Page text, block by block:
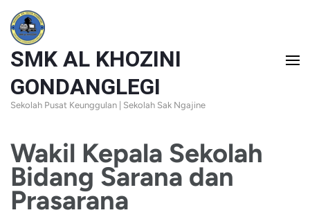
Skip
to
content
(Press
Enter)
SMK AL KHOZINI
GONDANGLEGI
Sekolah Pusat Keunggulan | Sekolah Sak Ngajine
Wakil Kepala Sekolah
Bidang Sarana dan
Prasarana